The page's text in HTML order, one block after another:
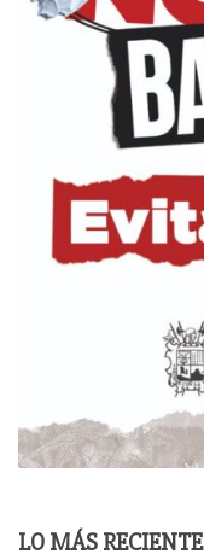
LO MÁS RECIENTE